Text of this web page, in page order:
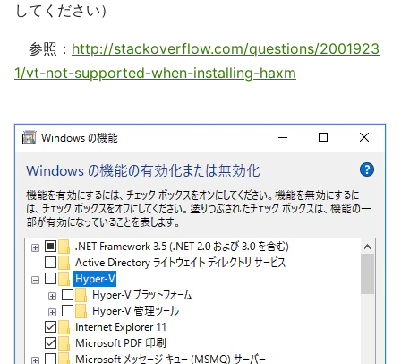
してください）
参照： http://stackoverflow.com/questions/2001923
1/vt-not-supported-when-installing-haxm